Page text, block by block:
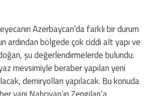
Azerbaycan’da farklı bir durum
ardından bölgede çok ciddi alt yapı ve
şu değerlendirmelerde bulundu:
mevsimiyle beraber yapılan yeni
demiryolları yapılacak. Bu konuda